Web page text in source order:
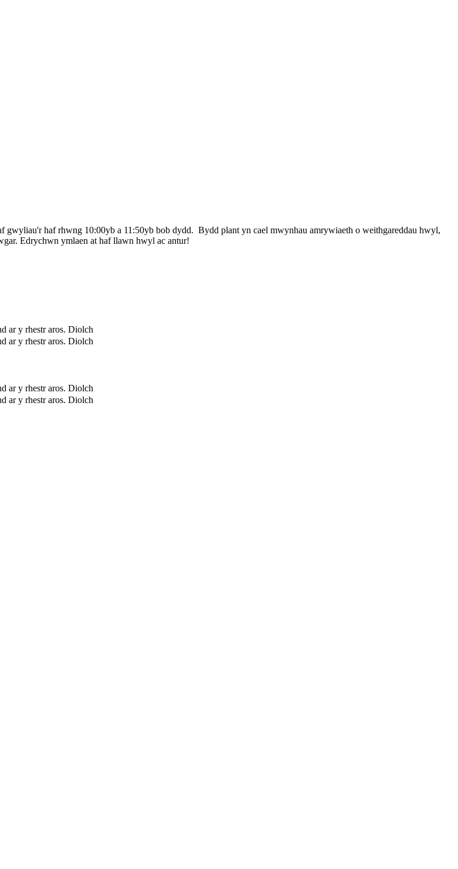
haf rhwng 10:00yb a 11:50yb bob dydd. Bydd plant yn cael mwynhau amrywiaeth o weithgareddau hwyl,
Edrychwn ymlaen at haf llawn hwyl ac antur!
ar y rhestr aros. Diolch
ar y rhestr aros. Diolch
ar y rhestr aros. Diolch
ar y rhestr aros. Diolch